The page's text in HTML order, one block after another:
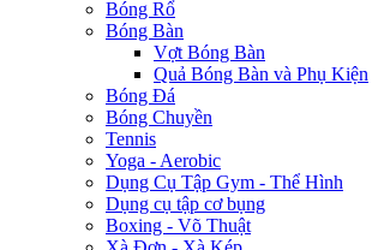
Bóng Rổ
Bóng Bàn
Vợt Bóng Bàn
Quả Bóng Bàn và Phụ Kiện
Bóng Đá
Bóng Chuyền
Tennis
Yoga - Aerobic
Dụng Cụ Tập Gym - Thể Hình
Dụng cụ tập cơ bụng
Boxing - Võ Thuật